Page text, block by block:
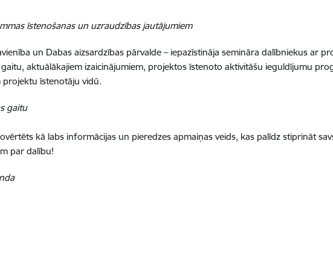
īstenošanas un uzraudzības jautājumiem
un Dabas aizsardzības pārvalde – iepazīstināja semināra dalībniekus ar
aktuālākajiem izaicinājumiem, projektos īstenoto aktivitāšu ieguldījumu
projektu īstenotāju vidū.
gaitu
kā labs informācijas un pieredzes apmaiņas veids, kas palīdz stiprināt
par dalību!